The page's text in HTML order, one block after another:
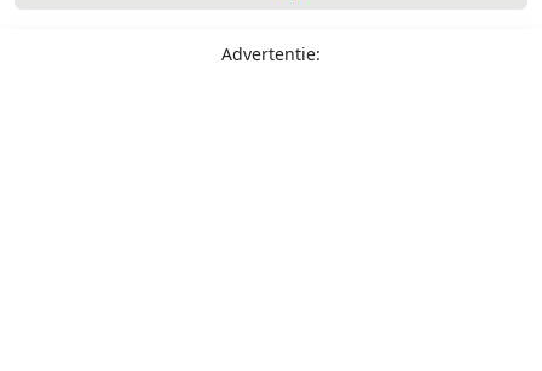
Advertentie: